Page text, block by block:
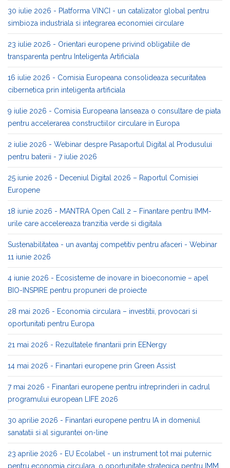
30 iulie 2026 - Platforma VINCI - un catalizator global pentru
simbioza industriala si integrarea economiei circulare
23 iulie 2026 - Orientari europene privind obligatiile de
transparenta pentru Inteligenta Artificiala
16 iulie 2026 - Comisia Europeana consolideaza securitatea
cibernetica prin inteligenta artificiala
9 iulie 2026 - Comisia Europeana lanseaza o consultare de piata
pentru accelerarea constructiilor circulare in Europa
2 iulie 2026 - Webinar despre Pasaportul Digital al Produsului
pentru baterii - 7 iulie 2026
25 iunie 2026 - Deceniul Digital 2026 – Raportul Comisiei
Europene
18 iunie 2026 - MANTRA Open Call 2 – Finantare pentru IMM-
urile care accelereaza tranzitia verde si digitala
Sustenabilitatea - un avantaj competitiv pentru afaceri - Webinar
11 iunie 2026
4 iunie 2026 - Ecosisteme de inovare in bioeconomie – apel
BIO-INSPIRE pentru propuneri de proiecte
28 mai 2026 - Economia circulara – investitii, provocari si
oportunitati pentru Europa
21 mai 2026 - Rezultatele finantarii prin EENergy
14 mai 2026 - Finantari europene prin Green Assist
7 mai 2026 - Finantari europene pentru intreprinderi in cadrul
programului european LIFE 2026
30 aprilie 2026 - Finantari europene pentru IA in domeniul
sanatatii si al sigurantei on-line
23 aprilie 2026 - EU Ecolabel - un instrument tot mai puternic
pentru economia circulara, o oportunitate strategica pentru IMM